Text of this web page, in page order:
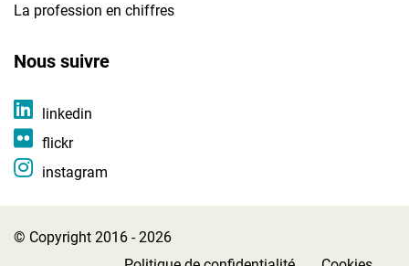
La profession en chiffres
Nous suivre
linkedin
flickr
instagram
© Copyright 2016 - 2026